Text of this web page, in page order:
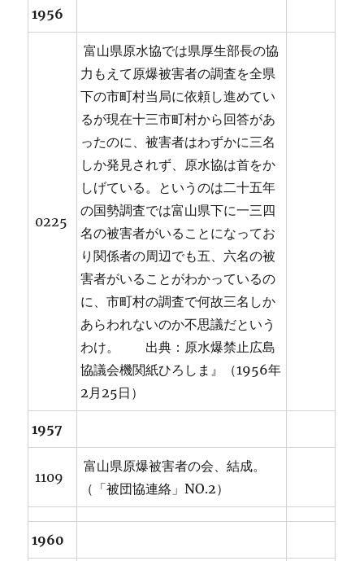
1956
0225
富山県原水協では県厚生部長の協
力もえて原爆被害者の調査を全県
下の市町村当局に依頼し進めてい
るが現在十三市町村から回答があ
ったのに、被害者はわずかに三名
しか発見されず、原水協は首をか
しげている。というのは二十五年
の国勢調査では富山県下に一三四
名の被害者がいることになってお
り関係者の周辺でも五、六名の被
害者がいることがわかっているの
に、市町村の調査で何故三名しか
あらわれないのか不思議だという
わけ。 出典：原水爆禁止広島
協議会機関紙ひろしま』（1956年
2月25日）
1957
1109
富山県原爆被害者の会、結成。
（「被団協連絡」NO.2）
1960